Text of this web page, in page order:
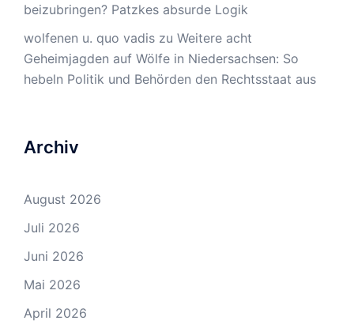
beizubringen? Patzkes absurde Logik
wolfenen u. quo vadis zu Weitere acht
Geheimjagden auf Wölfe in Niedersachsen: So
hebeln Politik und Behörden den Rechtsstaat aus
Archiv
August 2026
Juli 2026
Juni 2026
Mai 2026
April 2026